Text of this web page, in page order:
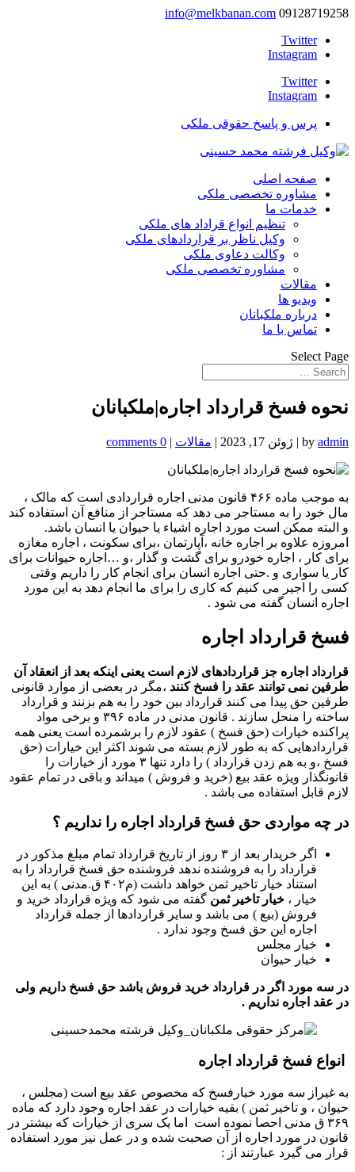
09128719258
info@melkbanan.com
Twitter
Instagram
Twitter
Instagram
پرس و پاسخ حقوقی ملکی
صفحه اصلی
مشاوره تخصصی ملکی
خدمات ما
تنظیم انواع قراداد های ملکی
وکیل ناظر بر قراردادهای ملکی
وکالت دعاوی ملکی
مشاوره تخصصی ملکی
مقالات
ویدیو ها
درباره ملکبانان
تماس با ما
Select Page
نحوه فسخ قرارداد اجاره|ملکبانان
by admin
| ژوئن 17, 2023 | مقالات |
0 comments
به موجب ماده ۴۶۶ قانون مدنی اجاره قراردادی است که مالک ،
مال خود را به مستاجر می دهد که مستاجر از منافع آن استفاده کند
و البته ممکن است مورد اجاره اشیاء یا حیوان یا انسان باشد.
امروزه علاوه بر اجاره خانه ،آپارتمان ،برای سکونت ، اجاره مغازه
برای کار ، اجاره خودرو برای گشت و گذار ،و …اجاره حیوانات برای
کار یا سواری و .حتی اجاره انسان برای انجام کار را داریم وقتی
کسی را اجیر می کنیم که کاری را برای ما انجام دهد به این مورد
اجاره انسان گفته می شود .
فسخ قرارداد اجاره
قرارداد اجاره جز قراردادهای لازم است یعنی اینکه بعد از انعقاد آن
طرفین نمی توانند عقد را فسخ کنند ،مگر در بعضی از موارد قانونی
طرفین حق پیدا می کنند قرارداد بین خود را به هم بزنند و قرارداد
ساخته را منحل سازند . قانون مدنی در ماده ۳۹۶ و برخی مواد
پراکنده خیارات (حق فسخ ) عقود لازم را برشمرده است یعنی همه
قراردادهایی که به طور لازم بسته می شوند اکثر این خیارات (حق
فسخ ،و به هم زدن قرارداد ) را دارد تنها ۳ مورد از خیارات را
قانونگذار ویژه عقد بیع (خرید و فروش ) میداند و باقی در تمام عقود
لازم قابل استفاده می باشد .
در چه مواردی حق فسخ قرارداد اجاره را نداریم ؟
اگر خریدار بعد از ۳ روز از تاریخ قرارداد تمام مبلغ مذکور در
قرارداد را به فروشنده ندهد فروشنده حق فسخ قرارداد را به
استناد خیار تاخیر ثمن خواهد داشت (م۴۰۲ ق.مدنی ) به این
خیار ، خیار تاخیر ثمن گفته می شود که ویژه قرارداد خرید و
فروش (بیع ) می باشد و سایر قراردادها از جمله قرارداد
اجاره این حق فسخ وجود ندارد .
خیار مجلس
خیار حیوان
در سه مورد اگر در قرارداد خرید فروش باشد حق فسخ داریم ولی
در عقد اجاره نداریم .
انواع فسخ قرارداد اجاره
به غیراز سه مورد خیارفسخ که مخصوص عقد بیع است (مجلس ،
حیوان ، و تاخیر ثمن ) بقیه خیارات در عقد اجاره وجود دارد که ماده
۳۶۹ ق مدنی احصا نموده است اما یک سری از خیارات که بیشتر در
قانون در مورد اجاره از آن صحبت شده و در عمل نیز مورد استفاده
قرار می گیرد عبارتند از :